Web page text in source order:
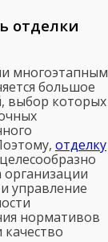
отделки
многоэтапным
большое
выбор которых
отделку
управление
нормативов